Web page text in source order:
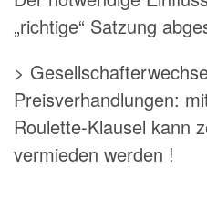
„richtige“ Satzung
>
Preisverhandlungen:
Roulette-Klausel kann
vermieden werden !